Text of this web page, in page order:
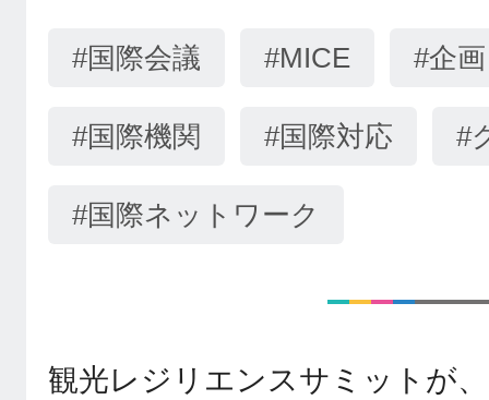
#国際会議 #MICE #企
#国際機関 #国際対応 #
#国際ネットワーク
観光レジリエンスサミットが